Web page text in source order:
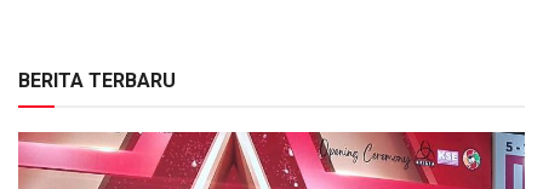
BERITA TERBARU